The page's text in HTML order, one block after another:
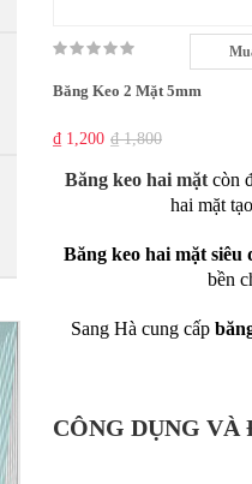
Băng Keo 2 Mặt 5mm
₫ 1,200 ₫ 1,800
Băng keo hai mặtcòn
hai mặt
Băng keo hai mặt siêu
bền
Sang Hà cung cấp
CÔNG DỤNG